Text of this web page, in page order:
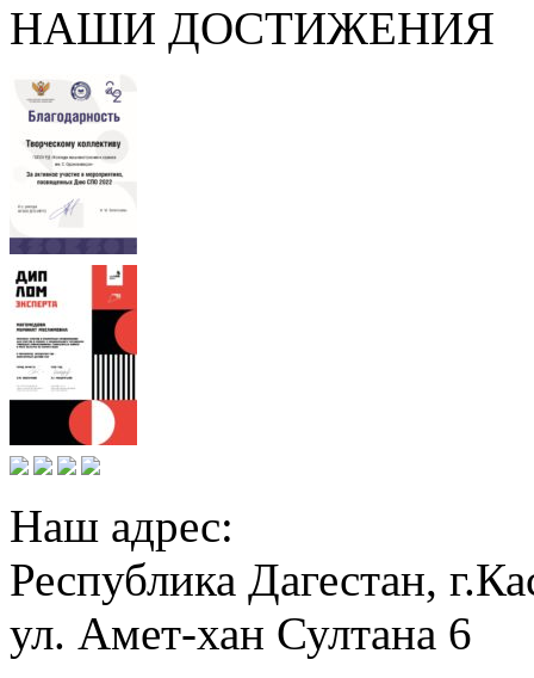
НАШИ ДОСТИЖЕНИЯ
Наш адрес:
Республика Дагестан,
ул. Амет-хан Султана 6